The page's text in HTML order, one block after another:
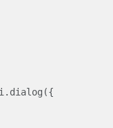
. dialog ({